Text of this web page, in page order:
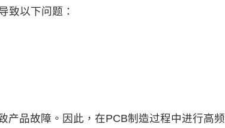
致以下问题：
产品故障。因此，在PCB制造过程中进行高频